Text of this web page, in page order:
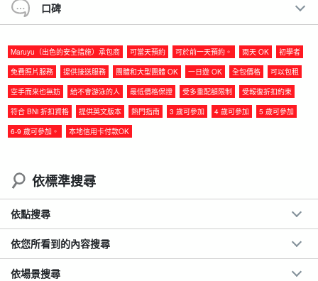
這是難得的體驗，您可以盡情享受寬廣場地的自由和大海的美景
建議：
◆包含免費相片資料
包括免費租借觀光器材
◆ 可諮詢宮古島內的接送服務。
口碑
Maruyu（出色的安全措施）承包商 可當天預約 可於前一天預約。 雨天 OK
初學者
免費照片服務
提供接送服務 團體和大型團體 OK 一日遊 OK 全包價格
可以包租
空手而來也無妨
給不會游泳的人 最低價格保證 受多重配額限制
受報復折扣約束
符合 BNi 折扣資格
提供英文版本 熱門指南 3 歲可參加 4 歲可參加
5 歲可參加
6-9 歲可參加。
本地信用卡付款OK
依標準搜尋
依點搜尋
依您所看到的內容搜尋
依場景搜尋